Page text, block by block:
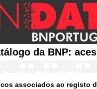
da BNP:
associados ao registo